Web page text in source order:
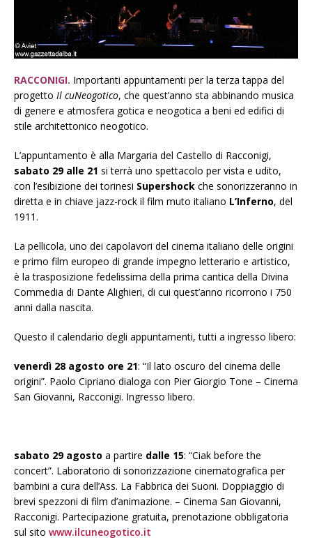
RACCONIGI. Importanti appuntamenti per la terza tappa del
progetto Il cuNeogotico, che quest’anno sta abbinando musica
di genere e atmosfera gotica e neogotica a beni ed edifici di
stile architettonico neogotico.
L’appuntamento è alla Margaria del Castello di Racconigi,
sabato 29 alle 21 si terrà uno spettacolo per vista e udito,
con l’esibizione dei torinesi Supershock che sonorizzeranno in
diretta e in chiave jazz-rock il film muto italiano L’Inferno, del
1911.
La pellicola, uno dei capolavori del cinema italiano delle origini
e primo film europeo di grande impegno letterario e artistico,
è la trasposizione fedelissima della prima cantica della Divina
Commedia di Dante Alighieri, di cui quest’anno ricorrono i 750
anni dalla nascita.
Questo il calendario degli appuntamenti, tutti a ingresso libero:
venerdì 28 agosto ore 21: “Il lato oscuro del cinema delle
origini”. Paolo Cipriano dialoga con Pier Giorgio Tone – Cinema
San Giovanni, Racconigi. Ingresso libero.
sabato 29 agosto a partire dalle 15: “Ciak before the
concert”. Laboratorio di sonorizzazione cinematografica per
bambini a cura dell’Ass. La Fabbrica dei Suoni. Doppiaggio di
brevi spezzoni di film d’animazione. – Cinema San Giovanni,
Racconigi. Partecipazione gratuita, prenotazione obbligatoria
sul sito www.ilcuneogotico.it